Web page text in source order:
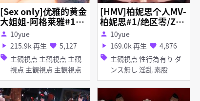
[Sex only]优雅的黄金
大姐姐-阿格莱雅#1
\\アグライア(スター
レイル)\\Aglaea\\崩
壊スターレイル\\崩坏
星穹铁道(📢2m)
person 10yue
play_arrow 215.9k 再生 favorite 5,127
sell 主観視点 主観視点 主観
視点 主観視点 主観視点
[HMV]柏妮思个人MV-
柏妮思#1/绝区零/Zen
lessZoneZero/ゼンレ
スゾーンゼロ/Burnic
e/バーニス・ホワイト
(📢3m30s)
person 10yue
play_arrow 169.0k 再生 favorite 4,876
sell 主観視点 性行為有り ダ
ンス無し 淫乱 素股